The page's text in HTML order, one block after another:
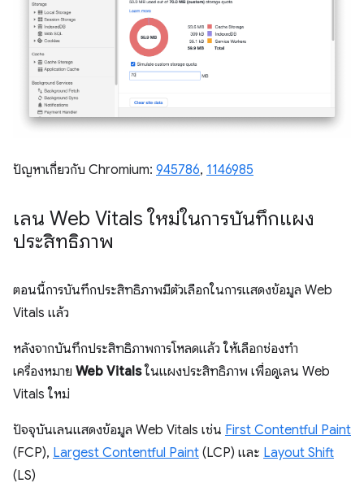
ปัญหาเกี่ยวกับ Chromium: 945786, 1146985
เลน Web Vitals ใหม่ในการบันทึกแผง
ประสิทธิภาพ
ตอนนี้การบันทึกประสิทธิภาพมีตัวเลือกในการแสดงข้อมูล Web
Vitals แล้ว
หลังจากบันทึกประสิทธิภาพการโหลดแล้ว ให้เลือกช่องทํา
เครื่องหมาย Web Vitalsในแผงประสิทธิภาพ เพื่อดูเลน Web
Vitals ใหม่
ปัจจุบันเลนแสดงข้อมูล Web Vitals เช่น First Contentful Paint
(FCP), Largest Contentful Paint (LCP) และ Layout Shift
(LS)